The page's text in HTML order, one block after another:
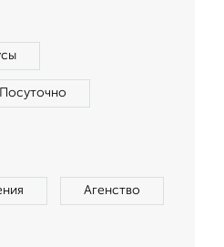
Посуточно
Агенство